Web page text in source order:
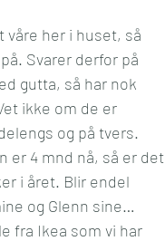
her i huset, så
Svarer derfor på
gutta, så har nok
ikke om de er
og på tvers.
er 4 mnd nå, så er det
i året. Blir endel
og Glenn sine…
fra Ikea som vi har